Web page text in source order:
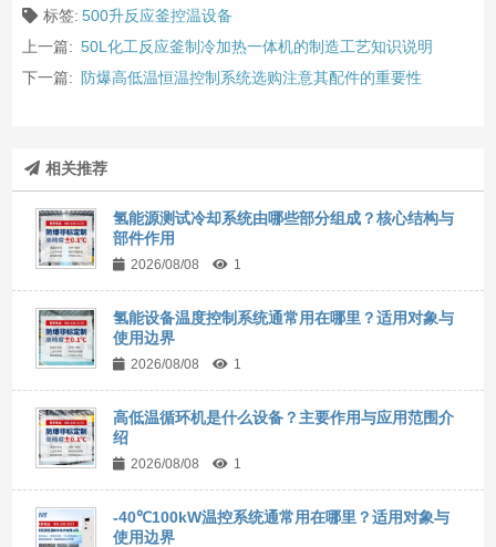
标签: 500升反应釜控温设备
上一篇: 50L化工反应釜制冷加热一体机的制造工艺知识说明
下一篇: 防爆高低温恒温控制系统选购注意其配件的重要性
相关推荐
氢能源测试冷却系统由哪些部分组成？核心结构与
部件作用
2026/08/08 1
氢能设备温度控制系统通常用在哪里？适用对象与
使用边界
2026/08/08 1
高低温循环机是什么设备？主要作用与应用范围介
绍
2026/08/08 1
-40℃100kW温控系统通常用在哪里？适用对象与
使用边界